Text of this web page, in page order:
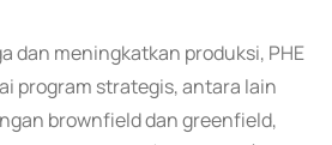
dan meningkatkan produksi, PHE
program strategis, antara lain
brownfield dan greenfield,